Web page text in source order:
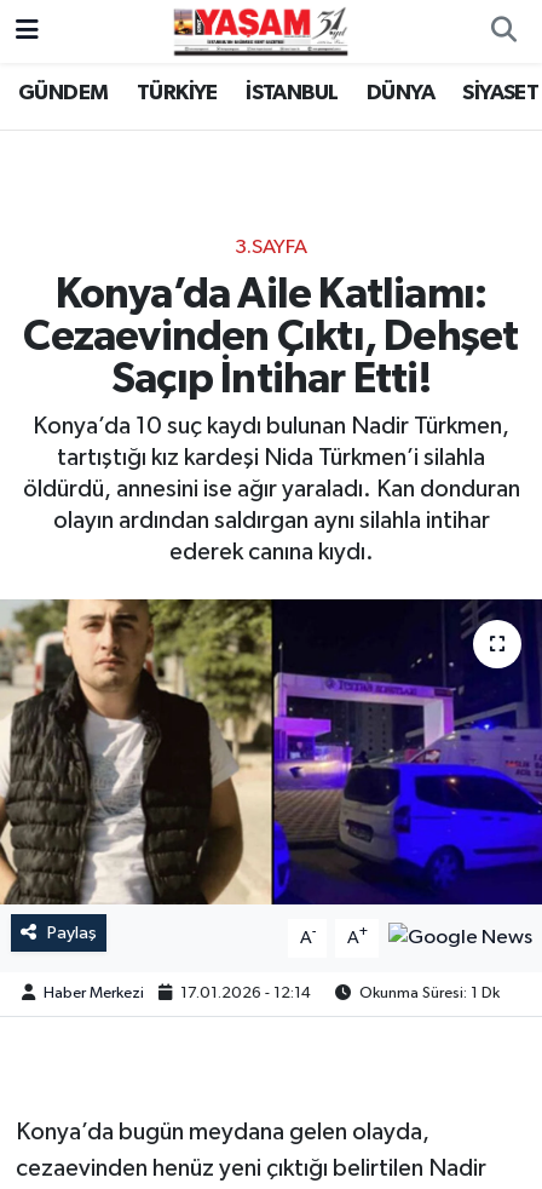
GÜNDEM TÜRKİYE İSTANBUL DÜNYA SİYASET
3.SAYFA
Konya’da Aile Katliamı:
Cezaevinden Çıktı, Dehşet
Saçıp İntihar Etti!
Konya’da 10 suç kaydı bulunan Nadir Türkmen,
tartıştığı kız kardeşi Nida Türkmen’i silahla
öldürdü, annesini ise ağır yaraladı. Kan donduran
olayın ardından saldırgan aynı silahla intihar
ederek canına kıydı.
Paylaş A- A+
Haber Merkezi 17.01.2026 - 12:14 Okunma Süresi: 1 Dk
Konya’da bugün meydana gelen olayda,
cezaevinden henüz yeni çıktığı belirtilen Nadir